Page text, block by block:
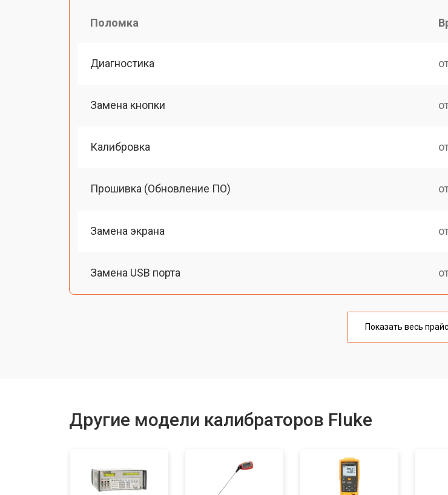
Поломка
Диагностика
Замена кнопки
Калибровка
Прошивка (Обновление ПО)
Замена экрана
Замена USB порта
Показать весь прайс
Другие модели калибраторов Fluke